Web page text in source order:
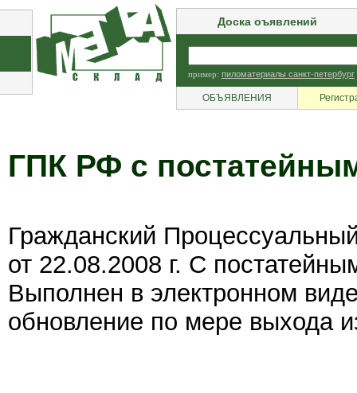
Доска оъявлений
пример: пиломатериалы санкт-петербург
ОБЪЯВЛЕНИЯ
ГПК РФ с
Гражданский
от 22.08.2008 г. С
Выполнен в электронном
обновление по мере выхода